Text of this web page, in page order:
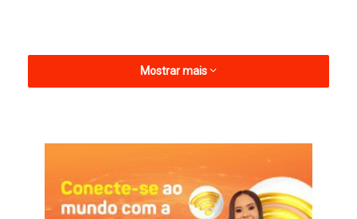
Mostrar mais